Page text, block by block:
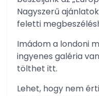
Nagyszerű
feletti
Imádom a londoni
ingyenes galéria
tölthet itt.
Lehet, hogy nem